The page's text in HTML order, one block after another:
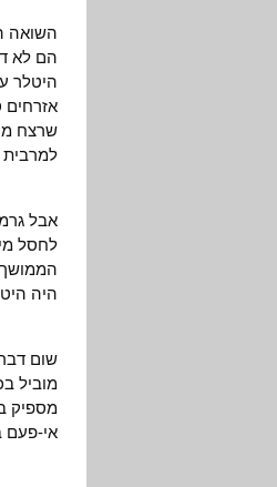
הם לא
היטלר
אזרחים
שרצח
למרבית
אבל
לחסל
היה
שום
מוביל
מספיק
אי-פעם